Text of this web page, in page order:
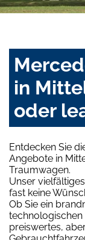
in
oder
Entdecken Sie
Angebote in
Traumwagen.
Unser
fast keine
Ob Sie ein
technologischen
preiswertes,